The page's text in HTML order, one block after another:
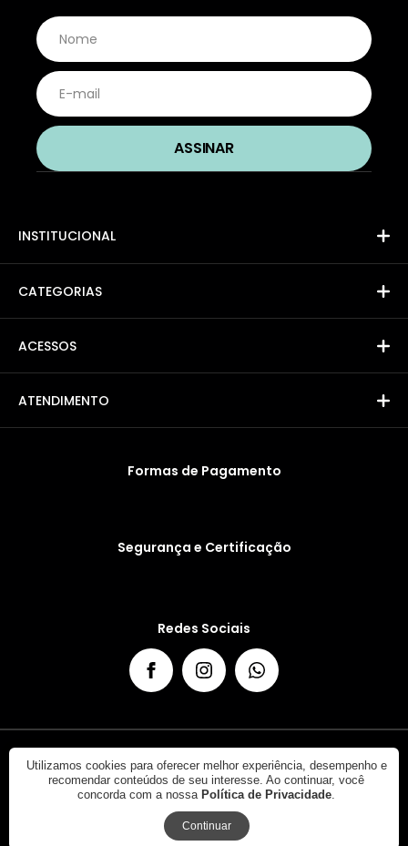
INSTITUCIONAL
CATEGORIAS
ACESSOS
ATENDIMENTO
Formas de Pagamento
Segurança e Certificação
Redes Sociais
Eduardo Freitas Carvalho EPP. CNPJ: 26.149.836/0001-46. ©
2016 - 2026. Óticas Paris Vision
Utilizamos cookies para oferecer melhor experiência, desempenho e
recomendar conteúdos de seu interesse. Ao continuar, você
concorda com a nossa Política de Privacidade.
Continuar